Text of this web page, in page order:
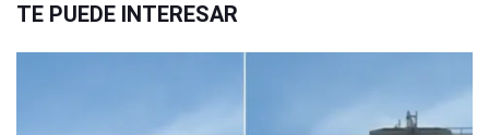
TE PUEDE INTERESAR